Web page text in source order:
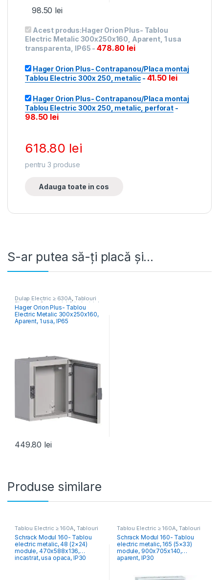
98.50 lei
Acest produs:Hager Orion Plus- Tablou
Electric Metalic 300x250x160, Aparent, 1 usa
transparenta, IP65 -478.80 lei
Hager Orion Plus- Contrapanou/Placa montaj
Tablou Electric 300x 250, metalic - 41.50 lei
Hager Orion Plus- Contrapanou/Placa montaj
Tablou Electric 300x 250, metalic, perforat-
98.50 lei
618.80 lei
pentru3 produse
Adauga toate in cos
S-ar putea să-ți placă și…
Dulap Electric ≥ 630A, Tablouri
Electrice Comercial & Industrial
Hager Orion Plus- Tablou
Electric Metalic 300x250x160,
Aparent, 1 usa, IP65
449.80 lei
Produse similare
Tablou Electric ≥ 160A Tablouri
Electrice Comercial & Industrial
Schrack Modul 160- Tablou
electric metalic, 48 (2×24)
module, 470x588x136,
incastrat, usa opaca, IP30
Tablou Electric ≥ 160A Tablouri
Electrice Comercial & Industrial
Schrack Modul 160- Tablou
electric metalic, 165 (5×33)
module, 900x705x140,
aparent, IP30